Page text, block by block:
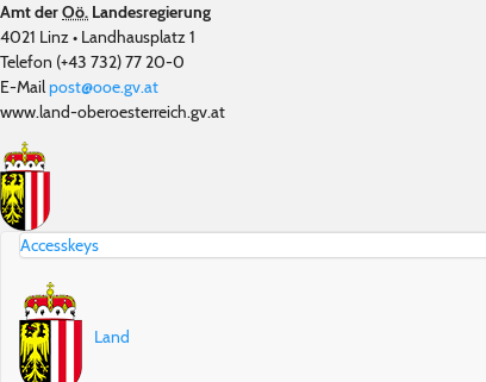
Amt derOö. Landesregierung
4021 Linz • Landhausplatz 1
Telefon (+43 732) 77 20-0
E-Mailpost@ooe.gv.at
www.land-oberoesterreich.gv.at
Accesskeys
Land